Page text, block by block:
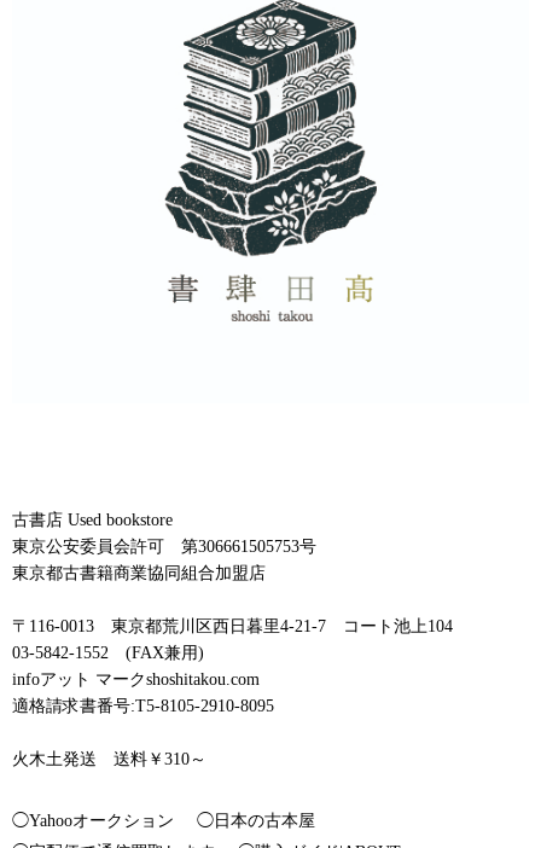
古書店 Used bookstore
東京公安委員会許可 第306661505753号
東京都古書籍商業協同組合加盟店
〒116-0013 東京都荒川区西日暮里4-21-7 コート池上104
03-5842-1552 (FAX兼用)
infoアット マークshoshitakou.com
適格請求書番号:T5-8105-2910-8095
火木土発送 送料￥310～
◯Yahooオークション
◯日本の古本屋